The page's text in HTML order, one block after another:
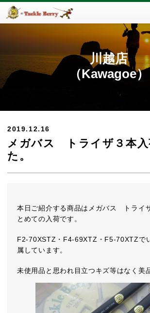
川越店
（Kawagoe）
2019.12.16
メガバス トライザ３本入
た。
本日ご紹介する商品はメガバス トライ
とめての入荷です。
F2-70XSTZ・F4-69XTZ・F5-70XTZで
属しています。
未使用品と思われ目立つキズ等はなく美